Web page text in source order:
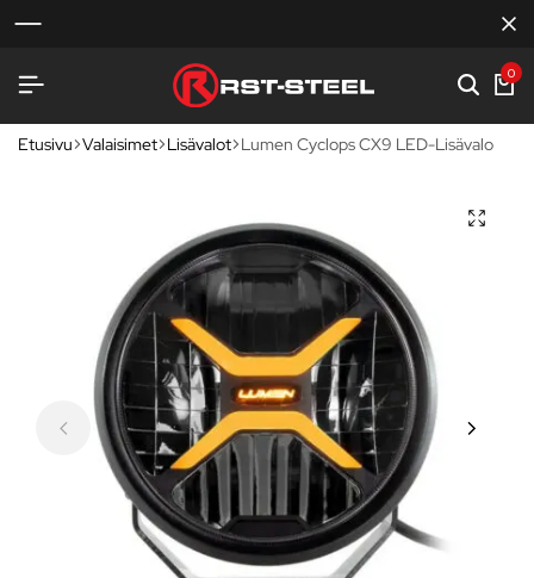
0
Etusivu Valaisimet Lisävalot Lumen Cyclops CX9 LED-Lisävalo